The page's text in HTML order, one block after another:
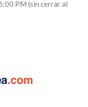
PM (sin cerrar al